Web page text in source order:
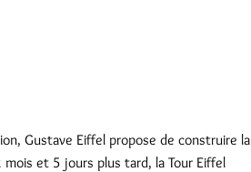
Gustave Eiffel propose de construire la
et 5 jours plus tard, la Tour Eiffel